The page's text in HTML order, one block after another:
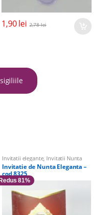
1,90lei 2,78lei
Invitatii elegante, Invitatii Nunta
Invitatie de Nunta Eleganta –
cod 8325
Redus 81%